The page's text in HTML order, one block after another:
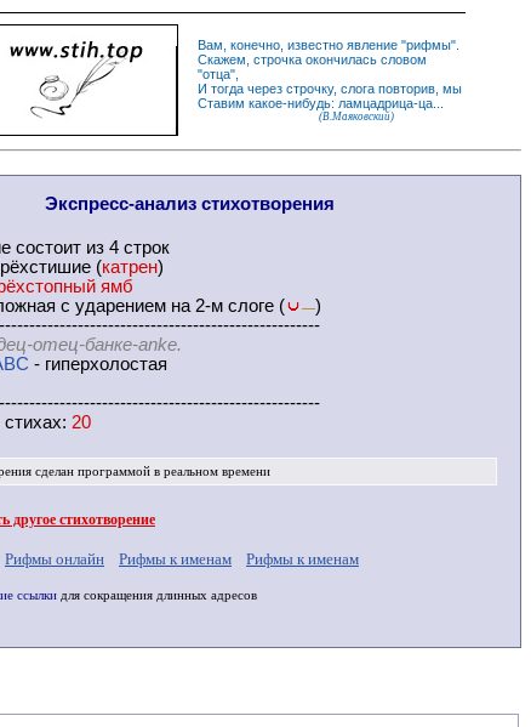
Вам, конечно, известно явление "рифмы".
Скажем, строчка окончилась словом
"отца",
И тогда через строчку, слога повторив, мы
Ставим какое-нибудь: ламцадрица-ца...
(В.Маяковский)
Экспресс-анализ стихотворения
состоит из 4 строк
(катрен)
ямб
с ударением на 2-м слоге ( —)
отец-банке-anke.
- гиперхолостая
стихах: 20
сделан программой в реальном времени
другое стихотворение
Рифмы онлайн Рифмы к именам Рифмы к именам
ссылки для сокращения длинных адресов